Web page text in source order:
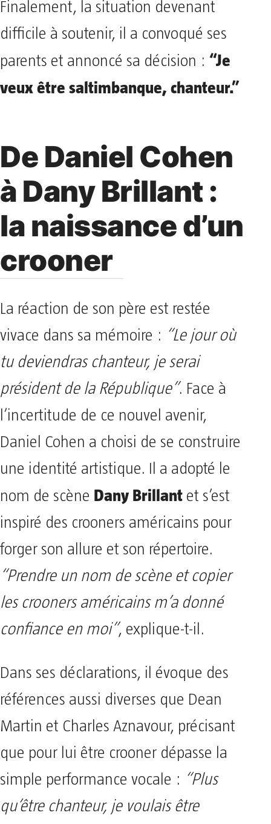
Finalement, la situation devenant
difficile à soutenir, il a convoqué ses
parents et annoncé sa décision : “Je
veux être saltimbanque, chanteur.”
De Daniel Cohen
à Dany Brillant :
la naissance d’un
crooner
La réaction de son père est restée
vivace dans sa mémoire : “Le jour où
tu deviendras chanteur, je serai
président de la République”. Face à
l’incertitude de ce nouvel avenir,
Daniel Cohen a choisi de se construire
une identité artistique. Il a adopté le
nom de scène Dany Brillant et s’est
inspiré des crooners américains pour
forger son allure et son répertoire.
“Prendre un nom de scène et copier
les crooners américains m’a donné
confiance en moi”, explique-t-il.
Dans ses déclarations, il évoque des
références aussi diverses que Dean
Martin et Charles Aznavour, précisant
que pour lui être crooner dépasse la
simple performance vocale : “Plus
qu’être chanteur, je voulais être